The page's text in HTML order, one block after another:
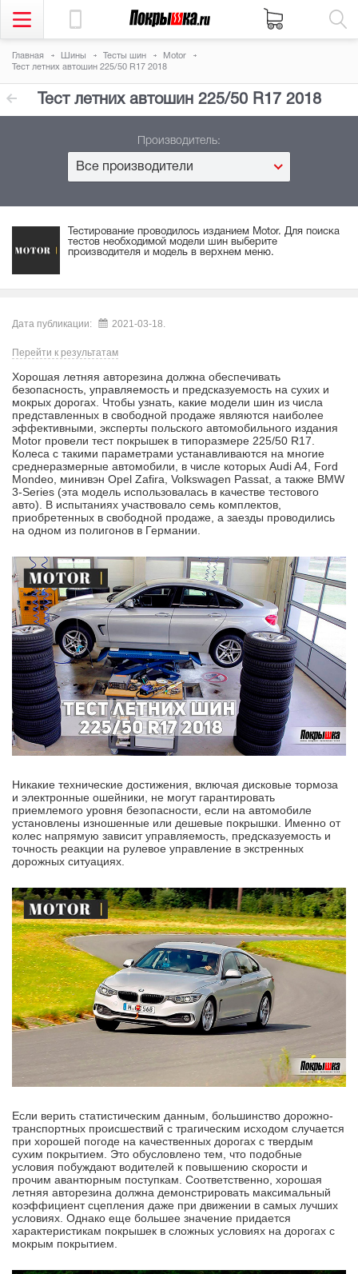
Главная Шины Тесты шин
Motor
Тест летних автошин 225/50 R17 2018
Тест летних автошин 225/50 R17 2018
Производитель:
Все производители
Тестирование проводилось изданием Motor. Для поиска
тестов необходимой модели шин выберите
производителя и модель в верхнем меню.
Дата публикации: 2021-03-18.
Перейти к результатам
Хорошая летняя авторезина должна обеспечивать
безопасность, управляемость и предсказуемость на сухих и
мокрых дорогах. Чтобы узнать, какие модели шин из числа
представленных в свободной продаже являются наиболее
эффективными, эксперты польского автомобильного издания
Motor провели тест покрышек в типоразмере 225/50 R17.
Колеса с такими параметрами устанавливаются на многие
среднеразмерные автомобили, в числе которых Audi A4, Ford
Mondeo, минивэн Opel Zafira, Volkswagen Passat, а также BMW
3-Series (эта модель использовалась в качестве тестового
авто). В испытаниях участвовало семь комплектов,
приобретенных в свободной продаже, а заезды проводились
на одном из полигонов в Германии.
Никакие технические достижения, включая дисковые тормоза
и электронные ошейники, не могут гарантировать
приемлемого уровня безопасности, если на автомобиле
установлены изношенные или дешевые покрышки. Именно от
колес напрямую зависит управляемость, предсказуемость и
точность реакции на рулевое управление в экстренных
дорожных ситуациях.
Если верить статистическим данным, большинство дорожно-
транспортных происшествий с трагическим исходом случается
при хорошей погоде на качественных дорогах с твердым
сухим покрытием. Это обусловлено тем, что подобные
условия побуждают водителей к повышению скорости и
прочим авантюрным поступкам. Соответственно, хорошая
летняя авторезина должна демонстрировать максимальный
коэффициент сцепления даже при движении в самых лучших
условиях. Однако еще большее значение придается
характеристикам покрышек в сложных условиях на дорогах с
мокрым покрытием.